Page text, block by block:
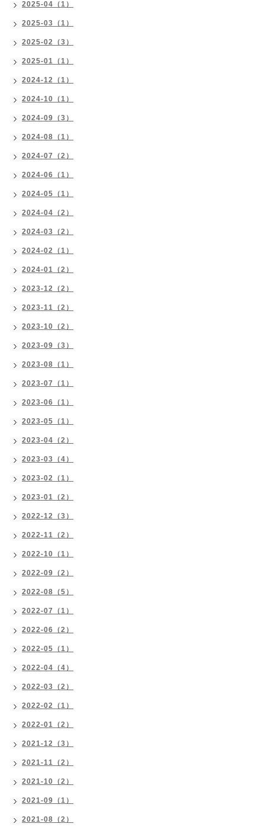
2025-04（1）
2025-03（1）
2025-02（3）
2025-01（1）
2024-12（1）
2024-10（1）
2024-09（3）
2024-08（1）
2024-07（2）
2024-06（1）
2024-05（1）
2024-04（2）
2024-03（2）
2024-02（1）
2024-01（2）
2023-12（2）
2023-11（2）
2023-10（2）
2023-09（3）
2023-08（1）
2023-07（1）
2023-06（1）
2023-05（1）
2023-04（2）
2023-03（4）
2023-02（1）
2023-01（2）
2022-12（3）
2022-11（2）
2022-10（1）
2022-09（2）
2022-08（5）
2022-07（1）
2022-06（2）
2022-05（1）
2022-04（4）
2022-03（2）
2022-02（1）
2022-01（2）
2021-12（3）
2021-11（2）
2021-10（2）
2021-09（1）
2021-08（2）